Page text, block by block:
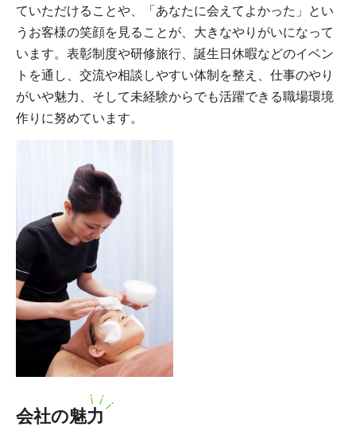
ていただけることや、「あなたに会えてよかった」とい
うお客様の笑顔を見ることが、大きなやりがいになって
います。表彰制度や研修旅行、誕生日休暇などのイベン
トを通し、交流や相談しやすい体制を整え、仕事のやり
がいや魅力、そして未経験からでも活躍できる職場環境
作りに努めています。
会社の魅力